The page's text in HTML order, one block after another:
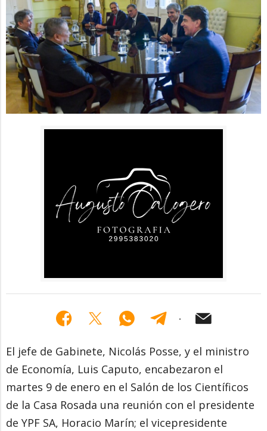
El jefe de Gabinete, Nicolás Posse, y el ministro
de Economía, Luis Caputo, encabezaron el
martes 9 de enero en el Salón de los Científicos
de la Casa Rosada una reunión con el presidente
de YPF SA, Horacio Marín; el vicepresidente